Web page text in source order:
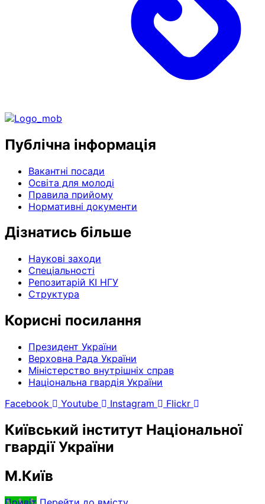
Публічна інформація
Вакантні посади
Освіта для молоді
Правила прийому
Нормативні документи
Дізнатись більше
Наукові заходи
Спеціальності
Репозитарій КІ НГУ
Структура
Корисні посилання
Президент України
Верховна Рада України
Міністерство внутрішніх справ
Національна гвардія України
Facebook
Youtube Instagram Flickr
Київський інститут Національної
гвардії України
М.Київ